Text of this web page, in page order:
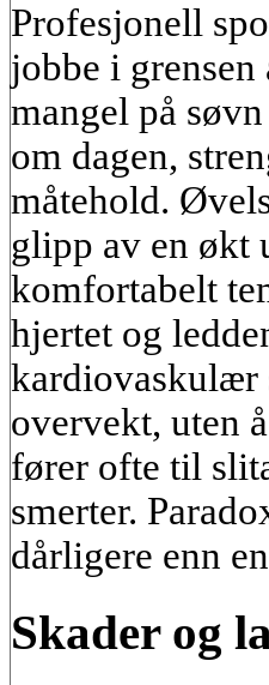
Profesjonell
jobbe i
mangel på
om dagen,
måtehold.
glipp av en økt
komfortabelt
hjertet og
kardiovaskulær
overvekt, uten
fører ofte til
smerter.
dårligere enn
Skader og